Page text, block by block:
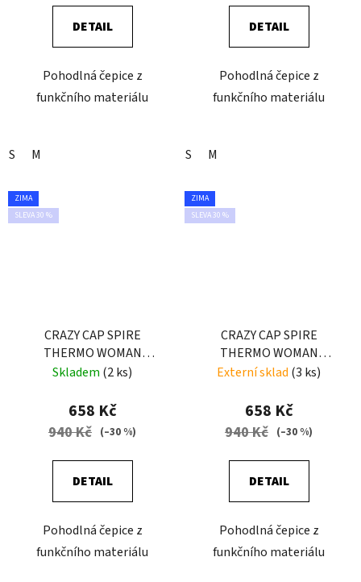
DETAIL
Pohodlná čepice z
funkčního materiálu
S M
DETAIL
Pohodlná čepice z
funkčního materiálu
S M
ZIMA
SLEVA 30 %
CRAZY CAP SPIRE
THERMO WOMAN
WOMAN BLACK-ZEBRA
Skladem (2 ks)
658 Kč
940 Kč (–30 %)
DETAIL
Pohodlná čepice z
funkčního materiálu
ZIMA
SLEVA 30 %
CRAZY CAP SPIRE
THERMO WOMAN
WOMAN BLACK
Externí sklad (3 ks)
658 Kč
940 Kč (–30 %)
DETAIL
Pohodlná čepice z
funkčního materiálu